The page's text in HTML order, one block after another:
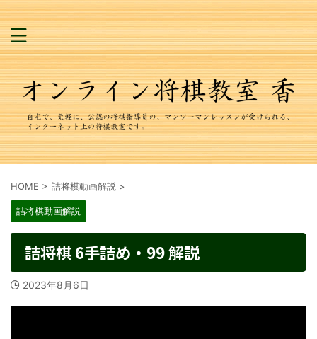
HOME > 詰将棋動画解説 >
詰将棋動画解説
詰将棋 6手詰め・99 解説
2023年8月6日